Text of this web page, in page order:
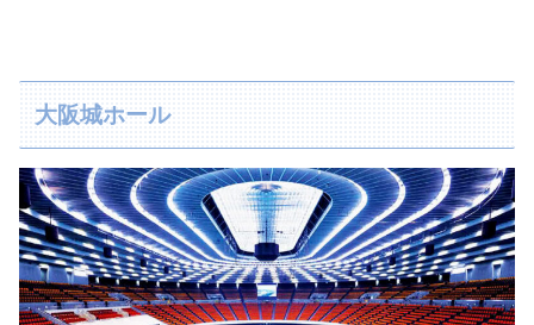
大阪城ホール